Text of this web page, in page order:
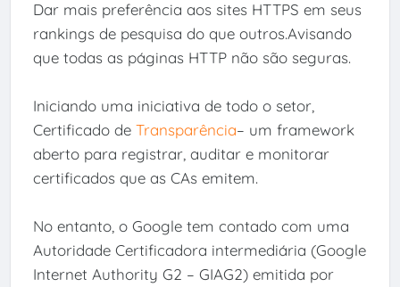
Dar mais preferência aos sites HTTPS em seus
rankings de pesquisa do que outros.Avisando
que todas as páginas HTTP não são seguras.
Iniciando uma iniciativa de todo o setor,
Certificado de Transparência– um framework
aberto para registrar, auditar e monitorar
certificados que as CAs emitem.
No entanto, o Google tem contado com uma
Autoridade Certificadora intermediária (Google
Internet Authority G2 – GIAG2) emitida por